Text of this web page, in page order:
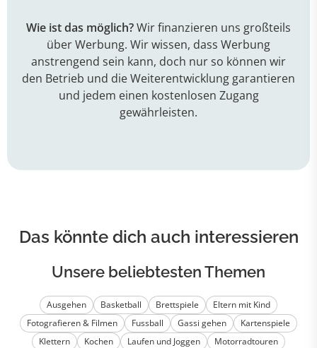
Wie ist das möglich?Wir finanzieren uns großteils
über Werbung. Wir wissen, dass Werbung
anstrengend sein kann, doch nur so können wir
den Betrieb und die Weiterentwicklung garantieren
und jedem einen kostenlosen Zugang
gewährleisten.
Das könnte dich auch interessieren
Unsere beliebtesten Themen
Ausgehen Basketball Brettspiele
Eltern mit Kind
Fotografieren & Filmen
Fussball Gassi gehen
Kartenspiele
Klettern
Kochen Laufen und Joggen
Motorradtouren